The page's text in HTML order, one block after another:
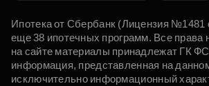
Ипотека от Сбербанк (Лицензия №1481
еще 38 ипотечных программ. Все права
на сайте материалы принадлежат ГК
информация, представленная на
исключительно информационный